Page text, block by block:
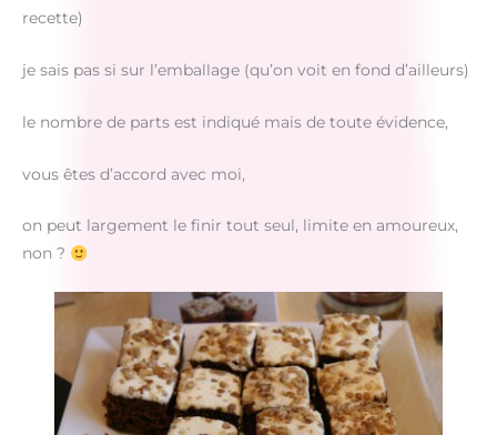
recette)
je sais pas si sur l’emballage (qu’on voit en fond d’ailleurs)
le nombre de parts est indiqué mais de toute évidence,
vous êtes d’accord avec moi,
on peut largement le finir tout seul, limite en amoureux,
non ?